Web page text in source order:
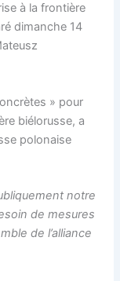
à la frontière
dimanche 14
» pour
biélorusse, a
polonaise
notre
de mesures
de l’alliance